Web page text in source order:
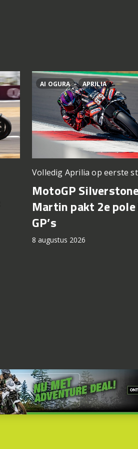
AI OGURA APRILIA
Volledig Aprilia op eerste
MotoGP
Martin pakt 2e pole
GP’s
8 augustus 2026